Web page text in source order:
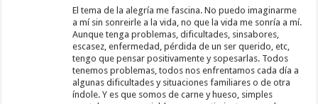
El tema de la alegría me fascina. No puedo imaginarme
a mí sin sonreirle a la vida, no que la vida me sonría a mí.
Aunque tenga problemas, dificultades, sinsabores,
escasez, enfermedad, pérdida de un ser querido, etc,
tengo que pensar positivamente y sopesarlas. Todos
tenemos problemas, todos nos enfrentamos cada día a
algunas dificultades y situaciones familiares o de otra
índole. Y es que somos de carne y hueso, simples